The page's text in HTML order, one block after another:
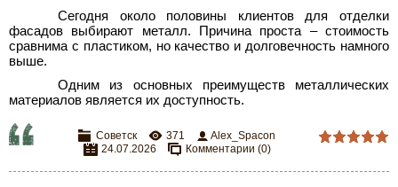
Сегодня около половины клиентов для отделки
фасадов выбирают металл. Причина проста – стоимость
сравнима с пластиком, но качество и долговечность намного
выше.
Одним из основных преимуществ металлических
материалов является их доступность.
Советск 371
Alex_Spacon
24.07.2026
Комментарии (0)